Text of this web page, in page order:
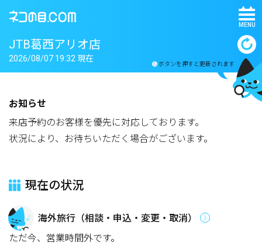
MENU
JTB葛西アリオ店
ボタンを押すと更新されます
2026/08/07 19:32 現在
お知らせ
来店予約のお客様を優先に対応しております。
状況により、お待ちいただく場合がございます。
現在の状況
海外旅行（相談・申込・変更・取消）
ただ今、営業時間外です。